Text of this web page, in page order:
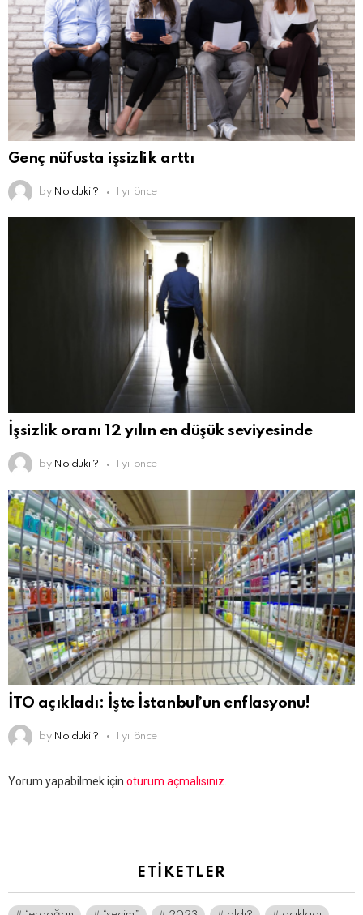
Genç nüfusta işsizlik arttı
by Nolduki ? 1 yıl önce
İşsizlik oranı 12 yılın en düşük seviyesinde
by Nolduki ? 1 yıl önce
İTO açıkladı: İşte İstanbul’un enflasyonu!
by Nolduki ? 1 yıl önce
Bir
Yorum yapabilmek için oturum açmalısınız
ETIKETLER